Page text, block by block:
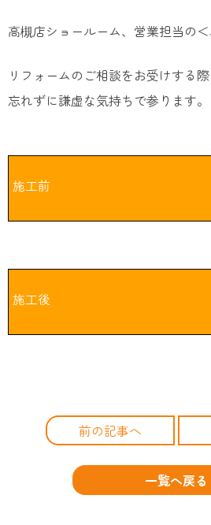
高槻店ショールーム、営業担当の＜
リフォームのご相談をお受けする
忘れずに謙虚な気持ちで参ります。
施工前
施工後
前の記事へ
一覧へ戻る